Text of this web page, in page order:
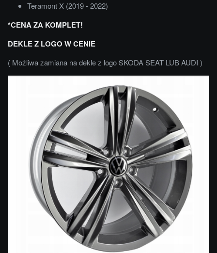
Teramont X (2019 - 2022)
*CENA ZA KOMPLET!
DEKLE Z LOGO W CENIE
( Możliwa zamiana na dekle z logo SKODA SEAT LUB AUDI )